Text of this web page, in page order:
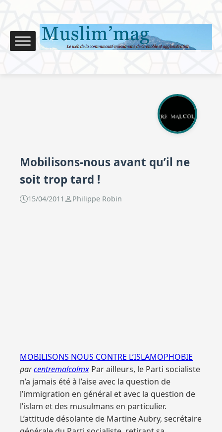
Mobilisons-nous avant qu’il ne
soit trop tard !
15/04/2011 Philippe Robin
MOBILISONS NOUS CONTRE L’ISLAMOPHOBIE
parcentremalcolmx Par ailleurs, le Parti socialiste
n’a jamais été à l’aise avec la question de
l’immigration en général et avec la question de
l’islam et des musulmans en particulier.
L’attitude désolante de Martine Aubry, secrétaire